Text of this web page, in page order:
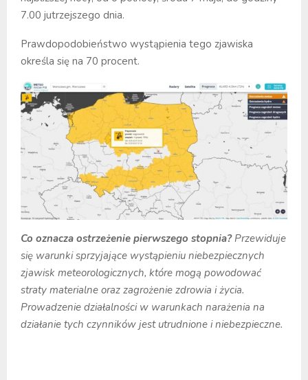
7.00 jutrzejszego dnia.
Prawdopodobieństwo wystąpienia tego zjawiska
określa się na 70 procent.
Co oznacza ostrzeżenie pierwszego stopnia?Przewiduje
się warunki sprzyjające wystąpieniu niebezpiecznych
zjawisk meteorologicznych, które mogą powodować
straty materialne oraz zagrożenie zdrowia i życia.
Prowadzenie działalności w warunkach narażenia na
działanie tych czynników jest utrudnione i niebezpieczne.